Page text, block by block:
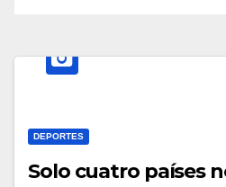
DEPORTES
Solo cuatro países